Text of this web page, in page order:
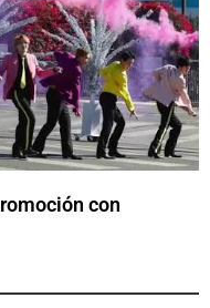
con